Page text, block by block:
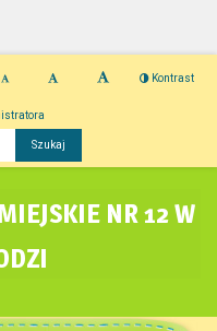
Kontrast
NR 12 W